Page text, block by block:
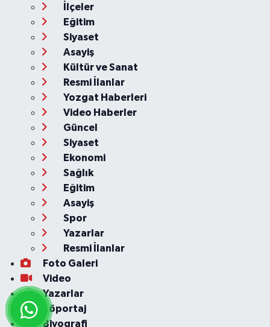
İlçeler
Eğitim
Siyaset
Asayiş
Kültür ve Sanat
Resmi İlanlar
Yozgat Haberleri
Video Haberler
Güncel
Siyaset
Ekonomi
Sağlık
Eğitim
Asayiş
Spor
Yazarlar
Resmi İlanlar
Foto Galeri
Video
Yazarlar
Röportaj
Biyografi